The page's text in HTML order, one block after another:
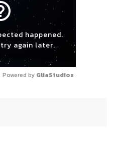
happened.
again later.
Powered by GliaStudios